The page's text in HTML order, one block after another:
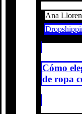
Ana
Cómo
de ropa